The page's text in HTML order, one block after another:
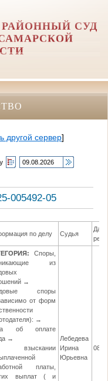
СУД
другой сервер]
005492-05
по делу Судья
Дата
Споры,
из
→
споры
от форм
→
об оплате
→
платы,
выплат ( и
Лебедева
Ирина
Юрьевна